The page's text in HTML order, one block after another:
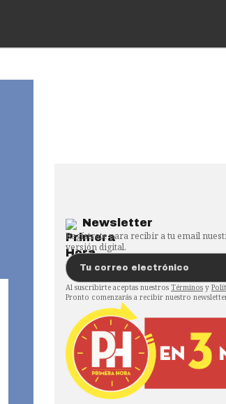
Newsletter
Regístrate para recibir a tu email
versión digital.
Al suscribirte aceptas nuestros Términos y
Pronto comenzarás a recibir nuestro